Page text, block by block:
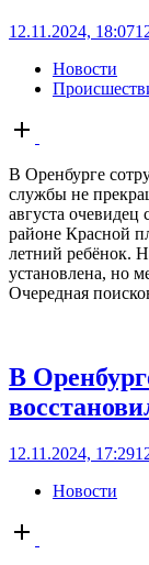
12.11.2024, 18:07
Новости
Open
post
В Оренбурге
службы не
августа
районе Красной
летний ребёнок.
установлена, но
Очередная
В
12.11.2024, 17:29
Новости
Open
post